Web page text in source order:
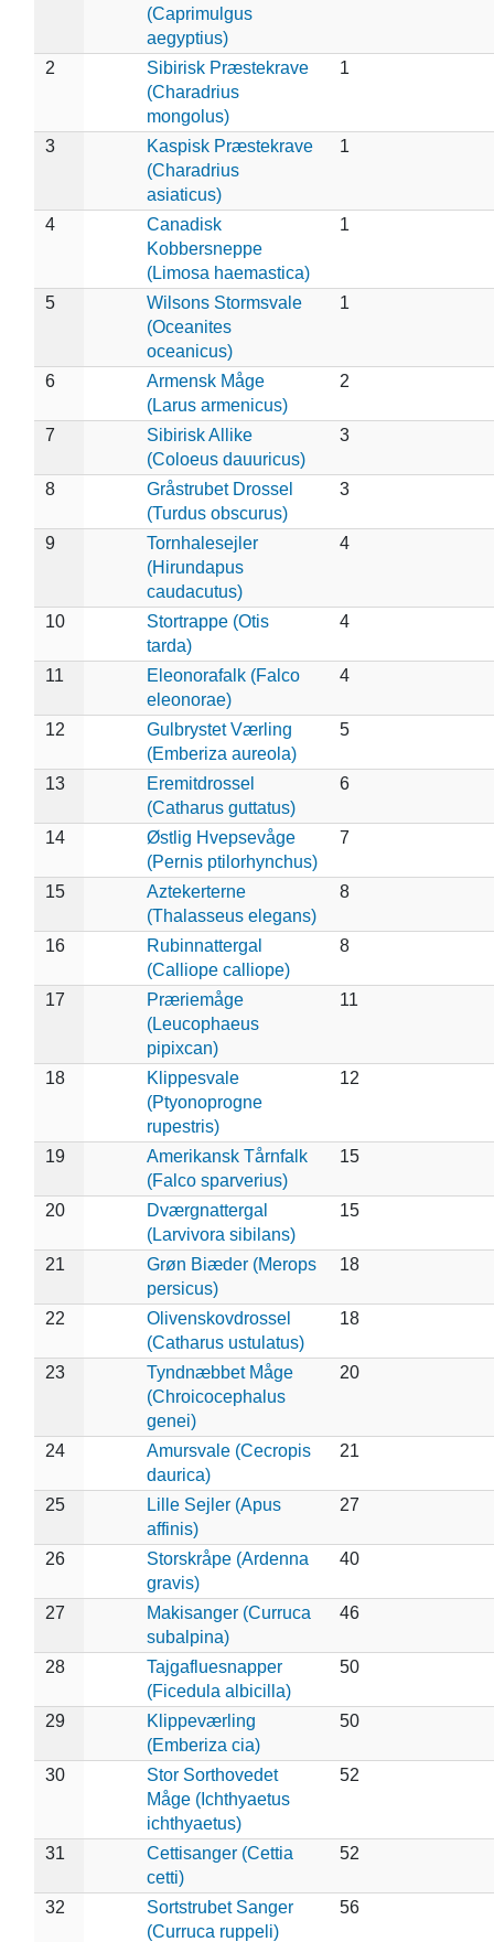
(Caprimulgus
aegyptius)
2
Sibirisk Præstekrave
(Charadrius
mongolus)
1
3
Kaspisk Præstekrave
(Charadrius
asiaticus)
1
4
Canadisk
Kobbersneppe
(Limosa haemastica)
1
5
Wilsons Stormsvale
(Oceanites
oceanicus)
1
6
Armensk Måge
(Larus armenicus)
2
7
Sibirisk Allike
(Coloeus dauuricus)
3
8
Gråstrubet Drossel
(Turdus obscurus)
3
9
Tornhalesejler
(Hirundapus
caudacutus)
4
10
Stortrappe (Otis
tarda)
4
11
Eleonorafalk (Falco
eleonorae)
4
12
Gulbrystet Værling
(Emberiza aureola)
5
13
Eremitdrossel
(Catharus guttatus)
6
14
Østlig Hvepsevåge
(Pernis ptilorhynchus)
7
15
Aztekerterne
(Thalasseus elegans)
8
16
Rubinnattergal
(Calliope calliope)
8
17
Præriemåge
(Leucophaeus
pipixcan)
11
18
Klippesvale
(Ptyonoprogne
rupestris)
12
19
Amerikansk Tårnfalk
(Falco sparverius)
15
20
Dværgnattergal
(Larvivora sibilans)
15
21
Grøn Biæder (Merops
persicus)
18
22
Olivenskovdrossel
(Catharus ustulatus)
18
23
Tyndnæbbet Måge
(Chroicocephalus
genei)
20
24
Amursvale (Cecropis
daurica)
21
25
Lille Sejler (Apus
affinis)
27
26
Storskråpe (Ardenna
gravis)
40
27
Makisanger (Curruca
subalpina)
46
28
Tajgafluesnapper
(Ficedula albicilla)
50
29
Klippeværling
(Emberiza cia)
50
30
Stor Sorthovedet
Måge (Ichthyaetus
ichthyaetus)
52
31
Cettisanger (Cettia
cetti)
52
32
Sortstrubet Sanger
(Curruca ruppeli)
56